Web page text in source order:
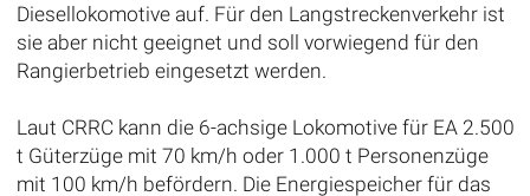
Diesellokomotive auf. Für den Langstreckenverkehr ist
sie aber nicht geeignet und soll vorwiegend für den
Rangierbetrieb eingesetzt werden.
Laut CRRC kann die 6-achsige Lokomotive für EA 2.500
t Güterzüge mit 70 km/h oder 1.000 t Personenzüge
mit 100 km/h befördern. Die Energiespeicher für das